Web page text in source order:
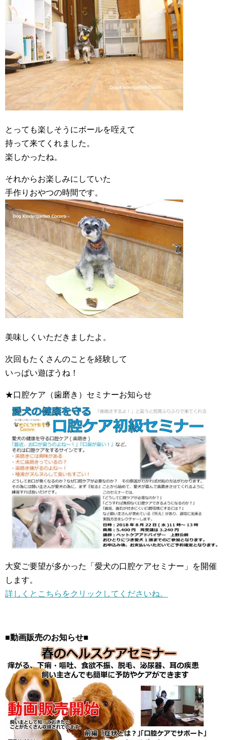
とっても楽しそうにボールを咥えて
持って来てくれました。
楽しかったね。
それからお楽しみにしていた
手作りおやつの時間です。
美味しくいただきましたよ。
次回もたくさんのことを経験して
いっぱい遊ぼうね！
★口腔ケア（歯磨き）セミナーお知らせ
大変ご要望が多かった「愛犬の口腔ケアセミナー」を開催
します。
詳しくとこちらをクリックしてくださいね。
■動画販売のお知らせ■